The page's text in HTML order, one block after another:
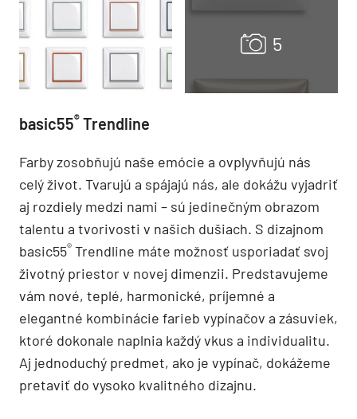
basic55® Trendline
Farby zosobňujú naše emócie a ovplyvňujú nás
celý život. Tvarujú a spájajú nás, ale dokážu vyjadriť
aj rozdiely medzi nami – sú jedinečným obrazom
talentu a tvorivosti v našich dušiach. S dizajnom
basic55® Trendline máte možnosť usporiadať svoj
životný priestor v novej dimenzii. Predstavujeme
vám nové, teplé, harmonické, príjemné a
elegantné kombinácie farieb vypínačov a zásuviek,
ktoré dokonale naplnia každý vkus a individualitu.
Aj jednoduchý predmet, ako je vypínač, dokážeme
pretaviť do vysoko kvalitného dizajnu.